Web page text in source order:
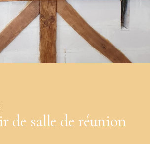
de salle de réunion